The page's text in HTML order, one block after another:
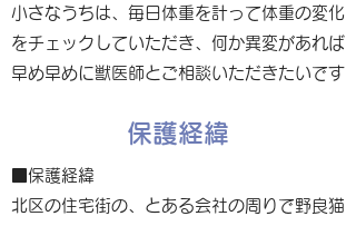
小さなうちは、毎日体重を計って体重の変化
をチェックしていただき、何か異変があれば
早め早めに獣医師とご相談いただきたいです
保護経緯
■保護経緯
北区の住宅街の、とある会社の周りで野良猫